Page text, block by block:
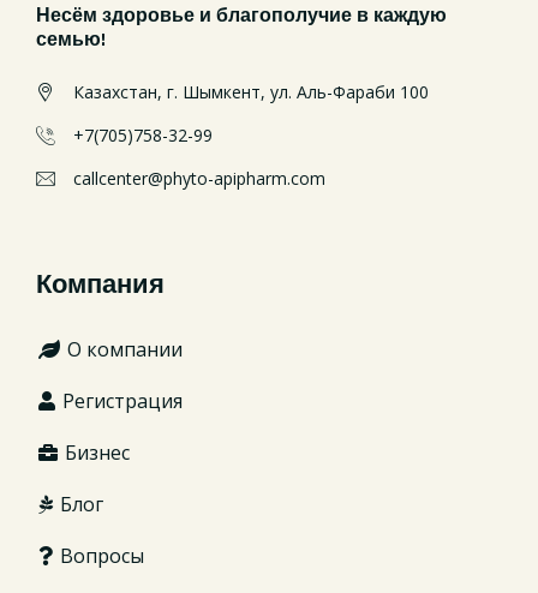
Несём здоровье и благополучие в каждую
семью!
Казахстан, г. Шымкент, ул. Аль-Фараби 100
+7(705)758-32-99
callcenter@phyto-apipharm.com
Компания
О компании
Регистрация
Бизнес
Блог
Вопросы